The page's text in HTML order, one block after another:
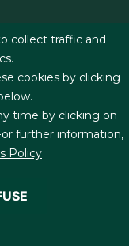
collect traffic and
cookies by clicking
time by clicking on
further information,
Policy